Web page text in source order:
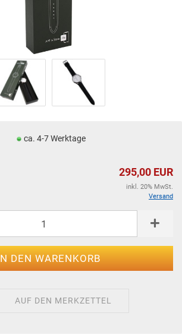
ca. 4-7 Werktage
295,00 EUR
inkl. 20% MwSt.
Versand
AUF DEN MERKZETTEL